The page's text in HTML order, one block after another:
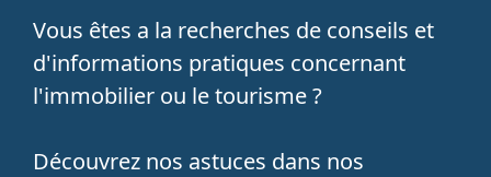
Vous êtes a la recherches de conseils et
d'informations pratiques concernant
l'immobilier ou le tourisme ?
Découvrez nos astuces dans nos